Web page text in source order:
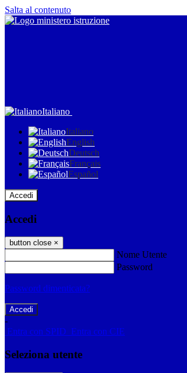
Salta al contenuto
Italiano
Italiano
English
Deutsch
Français
Español
Accedi
Accedi
button close ×
Nome Utente
Password
Password dimenticata?
-
Entra con SPID Entra con CIE
Seleziona utente